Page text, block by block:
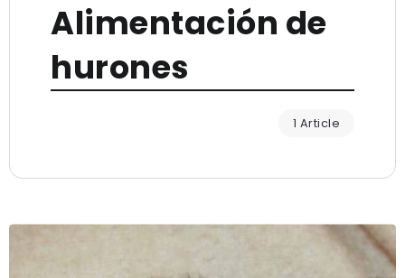
Alimentación de
hurones
1 Article